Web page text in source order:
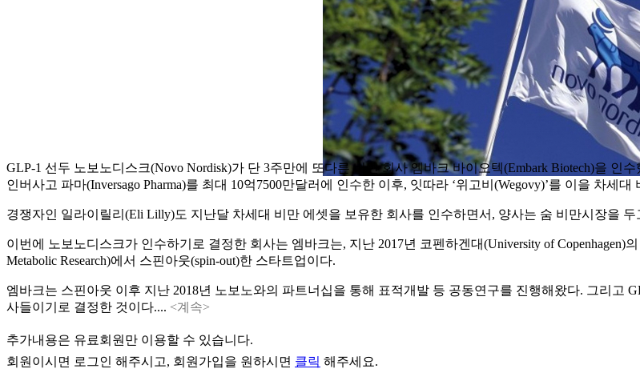
GLP-1 선두 노보노디스크(Novo Nordisk)가 단 3주만에 또다른 비만 회사 엠바크 바이오텍(Embark Biotech)을
인버사고 파마(Inversago Pharma)를 최대 10억7500만달러에 인수한 이후, 잇따라 ‘위고비(Wegovy)’를 이을 차세
경쟁자인 일라이릴리(Eli Lilly)도 지난달 차세대 비만 에셋을 보유한 회사를 인수하면서, 양사는 숨 비만시장을
이번에 노보노디스크가 인수하기로 결정한 회사는 엠바크는, 지난 2017년 코펜하겐대(University of Copenhagen)
Metabolic Research)에서 스핀아웃(spin-out)한 스타트업이다.
엠바크는 스핀아웃 이후 지난 2018년 노보노와의 파트너십을 통해 표적개발 등 공동연구를 진행해왔다. 그리고
사들이기로 결정한 것이다.... <계속>
추가내용은 유료회원만 이용할 수 있습니다.
회원이시면 로그인 해주시고, 회원가입을 원하시면 클릭 해주세요.